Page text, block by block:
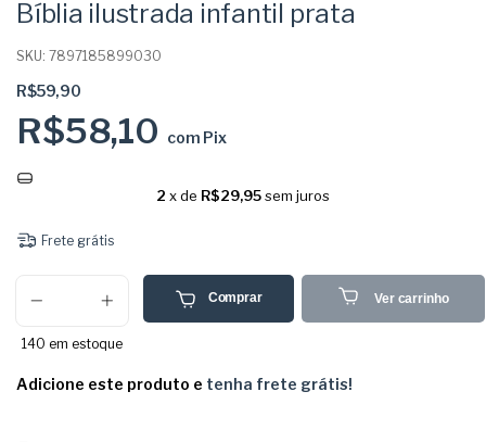
Bíblia ilustrada infantil prata
SKU: 7897185899030
R$59,90
R$58,10 com Pix
2 x de R$29,95sem juros
Frete grátis
140 em estoque
Comprar Ver carrinho
Adicione este produto e tenha frete grátis!